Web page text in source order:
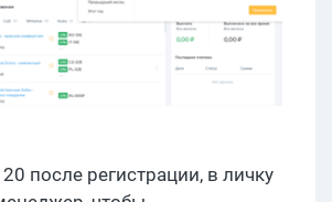
после регистрации, в личку